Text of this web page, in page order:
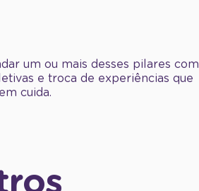
um ou mais desses pilares com
e troca de experiências que
cuida.